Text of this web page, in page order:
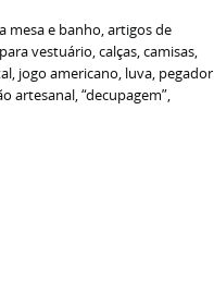
mesa e banho, artigos de
vestuário, calças, camisas,
jogo americano, luva, pegador
artesanal, “decupagem”,